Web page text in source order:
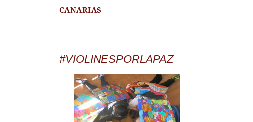
CANARIAS
#VIOLINESPORLAPAZ